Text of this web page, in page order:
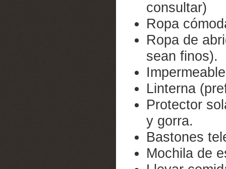
consultar)
Ropa
Ropa de
sean finos).
Linterna
Protector
y gorra.
Bastones
Mochila de